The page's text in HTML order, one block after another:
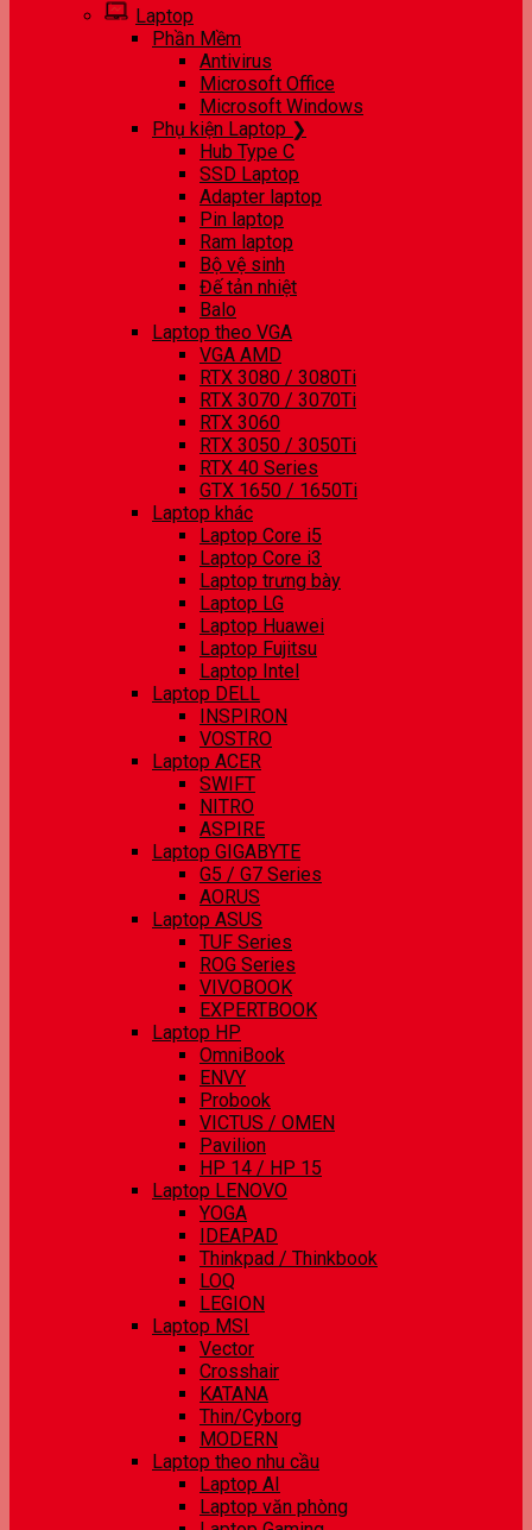
Laptop
Phần Mềm
Antivirus
Microsoft Office
Microsoft Windows
Phụ kiện Laptop ❯
Hub Type C
SSD Laptop
Adapter laptop
Pin laptop
Ram laptop
Bộ vệ sinh
Đế tản nhiệt
Balo
Laptop theo VGA
VGA AMD
RTX 3080 / 3080Ti
RTX 3070 / 3070Ti
RTX 3060
RTX 3050 / 3050Ti
RTX 40 Series
GTX 1650 / 1650Ti
Laptop khác
Laptop Core i5
Laptop Core i3
Laptop trưng bày
Laptop LG
Laptop Huawei
Laptop Fujitsu
Laptop Intel
Laptop DELL
INSPIRON
VOSTRO
Laptop ACER
SWIFT
NITRO
ASPIRE
Laptop GIGABYTE
G5 / G7 Series
AORUS
Laptop ASUS
TUF Series
ROG Series
VIVOBOOK
EXPERTBOOK
Laptop HP
OmniBook
ENVY
Probook
VICTUS / OMEN
Pavilion
HP 14 / HP 15
Laptop LENOVO
YOGA
IDEAPAD
Thinkpad / Thinkbook
LOQ
LEGION
Laptop MSI
Vector
Crosshair
KATANA
Thin/Cyborg
MODERN
Laptop theo nhu cầu
Laptop AI
Laptop văn phòng